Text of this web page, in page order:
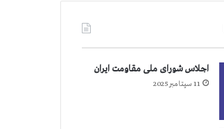
اجلاس شورای ملی مقاومت ایران
11 سپتامبر 2025